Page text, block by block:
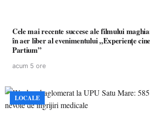
Cele mai recente succese ale filmului
în aer liber al evenimentului „Experiențe
Partium”
acum 5 ore
LOCALE